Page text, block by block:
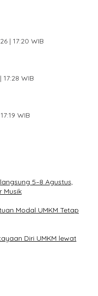
| 17:20 WIB
WIB
WIB
5–8 Agustus,
Musik
Modal UMKM Tetap
Diri UMKM lewat